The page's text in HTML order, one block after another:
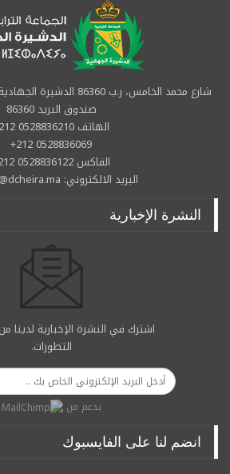
شارع محمد الخامس، ر.ب
صندوق البريد 86360
الهاتف 0528836210 212+
0528836069 212+
الفاكس 0528836122 212+
البريد الالكتروني: contact@dcheira.ma
النشرة الإخبارية
اشترك في النشرة الإخبارية لدينا
التطورات.
بدعم من
انضم لنا على الفايسبوك